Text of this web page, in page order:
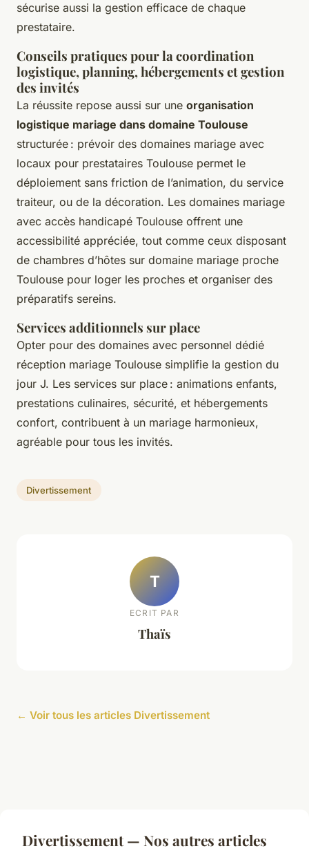
sécurise aussi la gestion efficace de chaque
prestataire.
Conseils pratiques pour la coordination
logistique, planning, hébergements et gestion
des invités
La réussite repose aussi sur une organisation
logistique mariage dans domaine Toulouse
structurée : prévoir des domaines mariage avec
locaux pour prestataires Toulouse permet le
déploiement sans friction de l’animation, du service
traiteur, ou de la décoration. Les domaines mariage
avec accès handicapé Toulouse offrent une
accessibilité appréciée, tout comme ceux disposant
de chambres d’hôtes sur domaine mariage proche
Toulouse pour loger les proches et organiser des
préparatifs sereins.
Services additionnels sur place
Opter pour des domaines avec personnel dédié
réception mariage Toulouse simplifie la gestion du
jour J. Les services sur place : animations enfants,
prestations culinaires, sécurité, et hébergements
confort, contribuent à un mariage harmonieux,
agréable pour tous les invités.
Divertissement
T
ECRIT PAR
Thaïs
← Voir tous les articles Divertissement
Divertissement — Nos autres articles